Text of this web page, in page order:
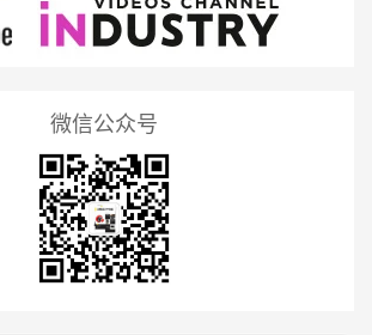
微信公众号